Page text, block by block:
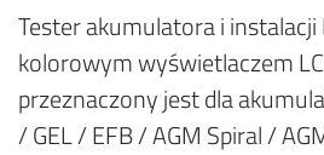
Tester akumulatora i
kolorowym wyświetlaczem
przeznaczony jest dla
/ GEL / EFB / AGM Spiral /